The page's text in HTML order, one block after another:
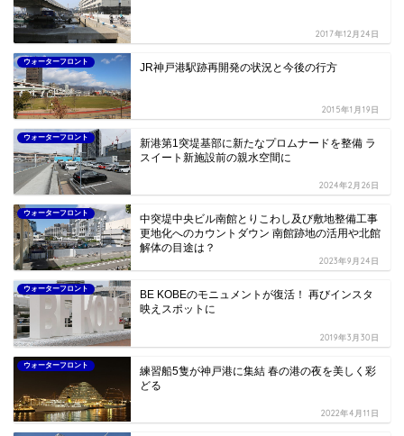
2017年12月24日
ウォーターフロント JR神戸港駅跡再開発の状況と今後の行方
2015年1月19日
ウォーターフロント
新港第1突堤基部に新たなプロムナードを整備 ラ
スイート新施設前の親水空間に
2024年2月26日
ウォーターフロント
中突堤中央ビル南館とりこわし及び敷地整備工事
更地化へのカウントダウン 南館跡地の活用や北館
解体の目途は？
2023年9月24日
ウォーターフロント
BE KOBEのモニュメントが復活！ 再びインスタ
映えスポットに
2019年3月30日
ウォーターフロント
練習船5隻が神戸港に集結 春の港の夜を美しく彩
どる
2022年4月11日